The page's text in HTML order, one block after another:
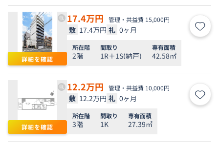
詳細を確認
17.4万円 管理・共益費 15,000円
敷 17.4万円 礼 0ヶ月 お気
所在階
2階
間取り
1R＋1S(納戸)
専有面積
42.58㎡
詳細を確認
12.2万円 管理・共益費 10,000円
敷 12.2万円 礼 0ヶ月 お気
所在階
3階
間取り
1K
専有面積
27.39㎡